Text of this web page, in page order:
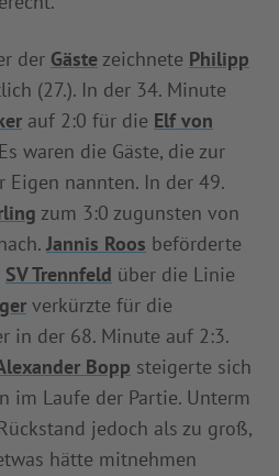
SPIELPLUS
der Gäste zeichnete Philipp
(27.). In der 34. Minute
auf 2:0 für die Elf von
waren die Gäste, die zur
Eigen nannten. In der 49.
zum 3:0 zugunsten von
Jannis Roos beförderte
SV Trennfeld über die Linie
verkürzte für die
in der 68. Minute auf 2:3.
Bopp steigerte sich
im Laufe der Partie. Unterm
jedoch als zu groß,
hätte mitnehmen